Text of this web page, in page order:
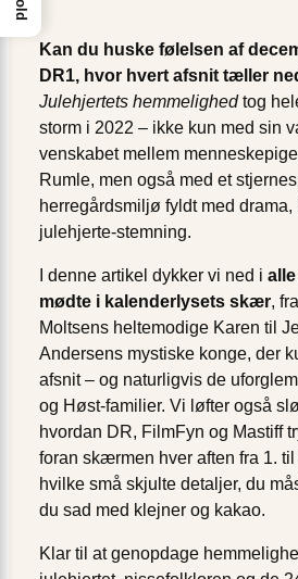
Kan du huske følelsen af
DR1, hvor hvert afsnit tæller
Julehjertets hemmelighedtog
storm i 2022 – ikke kun med sin
venskabet mellem
Rumle, men også med et
herregårdsmiljø fyldt med
julehjerte-stemning.
I denne artikel dykker vi ned i
mødte i kalenderlysets skær,
Moltsens heltemodige Karen til
Andersens mystiske konge, der
afsnit – og naturligvis de
og Høst-familier. Vi løfter også
hvordan DR, FilmFyn og Mastiff
foran skærmen hver aften fra 1. til
hvilke små skjulte detaljer, du
du sad med klejner og kakao.
Klar til at genopdage